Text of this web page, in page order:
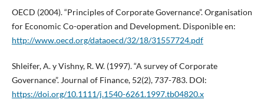
OECD (2004). “Principles of Corporate Governance”. Organisation
for Economic Co-operation and Development. Disponible en:
http://www.oecd.org/dataoecd/32/18/31557724.pdf
Shleifer, A. y Vishny, R. W. (1997). “A survey of Corporate
Governance”. Journal of Finance, 52(2), 737-783. DOI:
https://doi.org/10.1111/j.1540-6261.1997.tb04820.x